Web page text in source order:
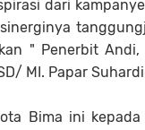
dari
" Penerbit Andi,
MI. Papar
Bima ini